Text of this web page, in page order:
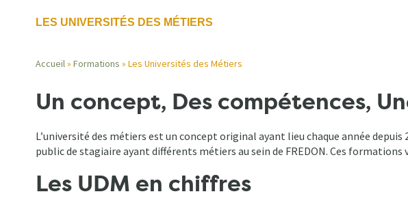
Navigation
principale
LES UNIVERSITÉS DES MÉTIERS
Fil
d'Ariane
Accueil Formations Les Universités des Métiers
Un concept, Des compétences,
L’université des métiers est un concept original ayant lieu chaque année
public de stagiaire ayant différents métiers au sein de FREDON. Ces
Les UDM en chiffres